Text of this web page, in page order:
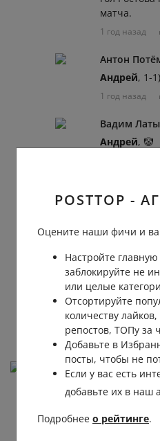
матча.
1 год назад
Антон
Андрей, 1-1)
1 год назад
Вадим
Андрей, 🤡
Андрей ,
возможна
1 год назад
Василий
Qwe ,
1 год назад
Александр
Как бы к Соболеву
ВОТ ТАК СЛОЖИТЬСЯ
найдётся?
POSTTOP -
Оцените наши фичи и
Настройте
заблокируйте не
или целые
Отсортируйте
количеству
репостов, ТОПу за
Добавьте в
посты, чтобы не
Если у вас есть
добавьте их в наш
Подробнее о рейтинге.